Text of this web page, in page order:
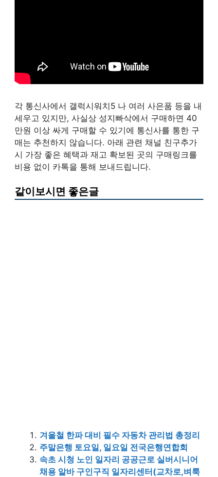
각 통신사에서 갤럭시워치5 나 여러 사은품 등을 내
세우고 있지만, 사실상 성지빠삭에서 구매하면 40
만원 이상 싸게 구매할 수 있기에 통신사를 통한 구
매는 추천하지 않습니다. 아래 관련 채널 친구추가
시 가장 좋은 혜택과 재고 확보된 곳의 구매링크를
비용 없이 카톡을 통해 보내드립니다.
같이보시면 좋은글
겨울철 한파 대비 필수 자동차 관리법 총정리
주말은행 토요일, 일요일 전국은행연합회
속초 시청 노인 일자리 공공근로 실버시니어
채용 알바 구인구직 일자리센터(교차로,벼룩